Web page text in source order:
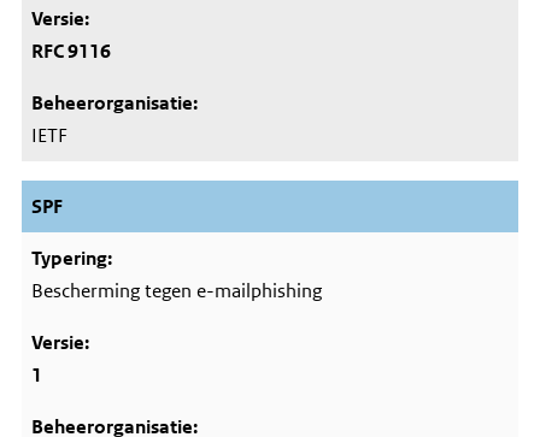
RFC 9116
IETF
SPF
Bescherming tegen e-mailphishing
1